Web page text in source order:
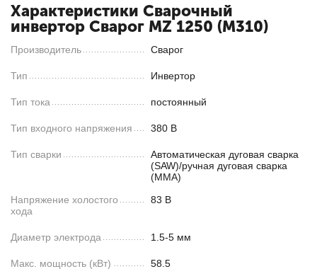
Характеристики Cварочный
инвертор Сварог MZ 1250 (М310)
Производитель Сварог
Тип Инвертор
Тип тока постоянный
Тип входного напряжения 380 В
Тип сварки
Автоматическая дуговая сварка
(SAW)/ручная дуговая сварка
(MMA)
Напряжение холостого
хода
83 В
Диаметр электрода 1.5-5 мм
Макс. мощность (кВт) 58.5